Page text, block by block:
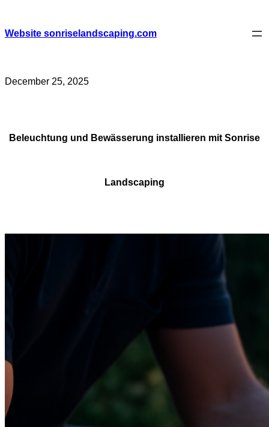
content
Website sonriselandscaping.com
December 25, 2025
Beleuchtung und Bewässerung installieren mit Sonrise
Landscaping